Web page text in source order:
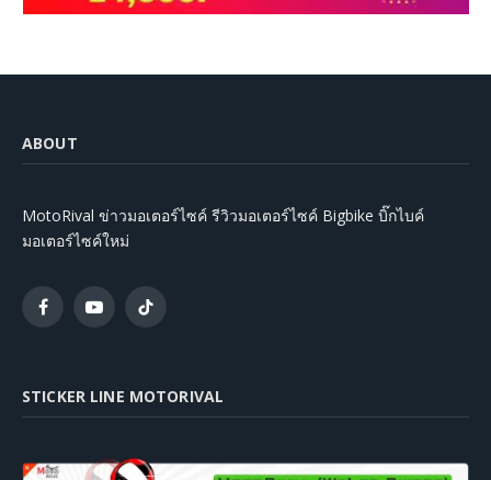
ABOUT
MotoRival ข่าวมอเตอร์ไซค์ รีวิวมอเตอร์ไซค์ Bigbike บิ๊กไบค์
มอเตอร์ไซค์ใหม่
FacebookYouTubeTikTok
STICKER LINE MOTORIVAL